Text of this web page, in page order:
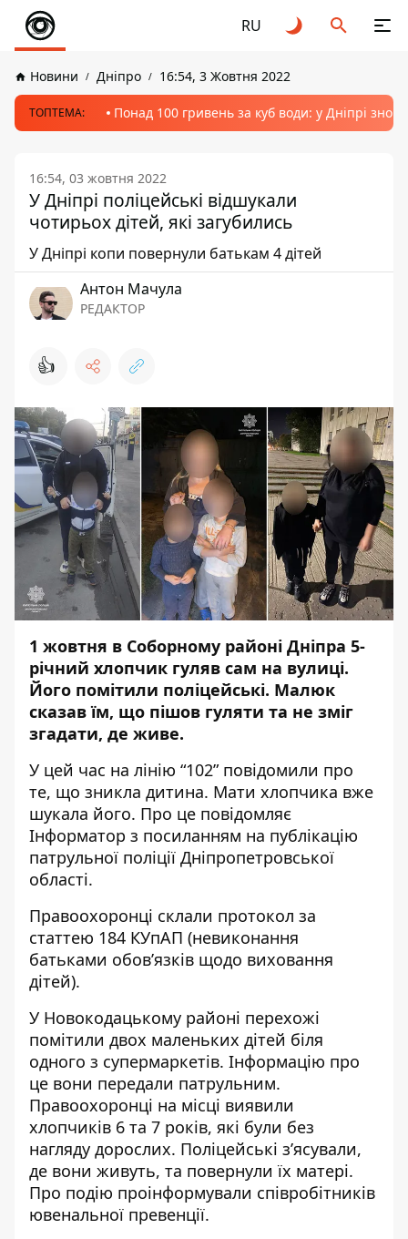
RU
Новини Дніпро 16:54, 3 Жовтня 2022
ТОПТЕМА: Понад 100 гривень за куб води: у Дніпрі
16:54, 03 жовтня 2022
У Дніпрі поліцейські відшукали
чотирьох дітей, які загубились
У Дніпрі копи повернули батькам 4 дітей
Антон Мачула
РЕДАКТОР
👍
1 жовтня в Соборному районі Дніпра 5-
річний хлопчик гуляв сам на вулиці.
Його помітили поліцейські. Малюк
сказав їм, що пішов гуляти та не зміг
згадати, де живе.
У цей час на лінію “102” повідомили про
те, що зникла дитина. Мати хлопчика вже
шукала його. Про це повідомляє
Інформатор з посиланням на публікацію
патрульної поліції Дніпропетровської
області.
Правоохоронці склали протокол за
статтею 184 КУпАП (невиконання
батьками обов’язків щодо виховання
дітей).
У Новокодацькому районі перехожі
помітили двох маленьких дітей біля
одного з супермаркетів. Інформацію про
це вони передали патрульним.
Правоохоронці на місці виявили
хлопчиків 6 та 7 років, які були без
нагляду дорослих. Поліцейські з’ясували,
де вони живуть, та повернули їх матері.
Про подію проінформували співробітників
ювенальної превенції.